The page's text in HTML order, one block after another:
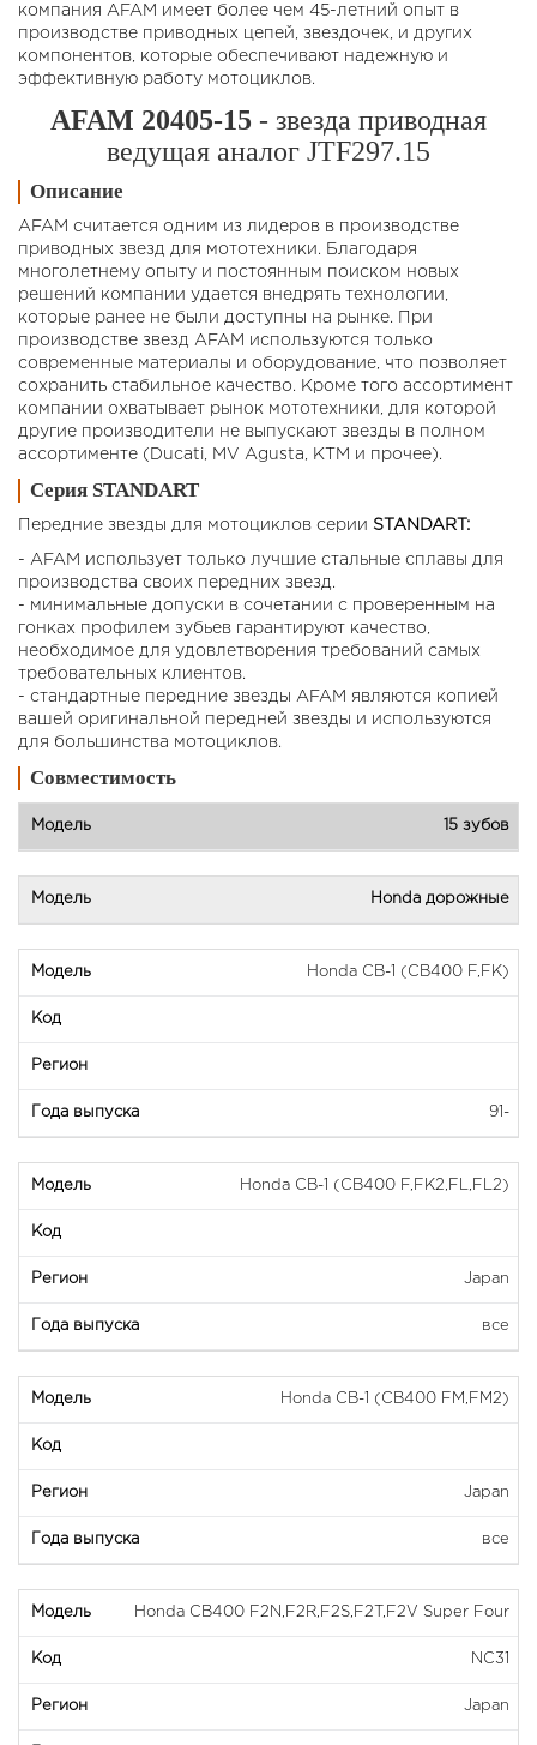
компания AFAM имеет более чем 45-летний опыт в
производстве приводных цепей, звездочек, и других
компонентов, которые обеспечивают надежную и
эффективную работу мотоциклов.
AFAM 20405-15 - звезда приводная
ведущая аналог JTF297.15
Описание
AFAM считается одним из лидеров в производстве
приводных звезд для мототехники. Благодаря
многолетнему опыту и постоянным поиском новых
решений компании удается внедрять технологии,
которые ранее не были доступны на рынке. При
производстве звезд AFAM используются только
современные материалы и оборудование, что позволяет
сохранить стабильное качество. Кроме того ассортимент
компании охватывает рынок мототехники, для которой
другие производители не выпускают звезды в полном
ассортименте (Ducati, MV Agusta, KTM и прочее).
Серия STANDART
Передние звезды для мотоциклов cерии STANDART:
- AFAM использует только лучшие стальные сплавы для
производства своих передних звезд.
- минимальные допуски в сочетании с проверенным на
гонках профилем зубьев гарантируют качество,
необходимое для удовлетворения требований самых
требовательных клиентов.
- стандартные передние звезды AFAM являются копией
вашей оригинальной передней звезды и используются
для большинства мотоциклов.
Совместимость
15 зубов
Honda дорожные
Honda CB-1 (CB400 F,FK)
91-
Honda CB-1 (CB400 F,FK2,FL,FL2)
Japan
все
Honda CB-1 (CB400 FM,FM2)
Japan
все
Honda CB400 F2N,F2R,F2S,F2T,F2V Super Four
NC31
Japan